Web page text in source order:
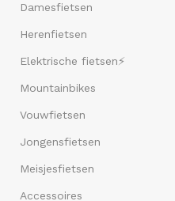
Damesfietsen
Herenfietsen
Elektrische fietsen⚡
Mountainbikes
Vouwfietsen
Jongensfietsen
Meisjesfietsen
Accessoires